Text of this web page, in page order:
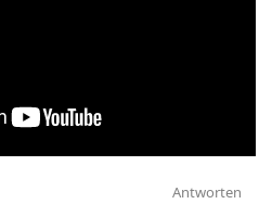
Antworten